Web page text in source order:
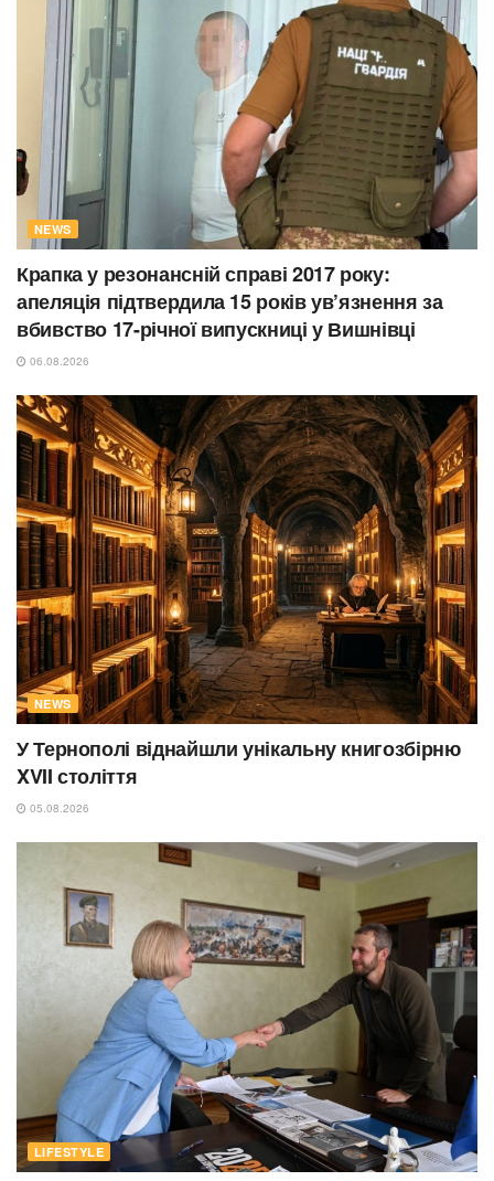
NEWS
Крапка у резонансній справі 2017 року:
апеляція підтвердила 15 років ув’язнення за
вбивство 17-річної випускниці у Вишнівці
06.08.2026
NEWS
У Тернополі віднайшли унікальну книгозбірню
XVII століття
05.08.2026
LIFESTYLE